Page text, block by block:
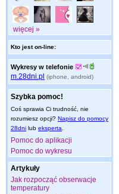
więcej »
Kto jest on-line:
Wykresy w telefonie
m.28dni.pl (iphone, android)
Szybka pomoc!
Coś sprawia Ci trudność, nie
rozumiesz opcji? Napisz do pomocy
28dni lub eksperta
Pomoc do aplikacji
Pomoc do wykresu
Artykuły
Jak rozpocząć obserwacje
temperatury